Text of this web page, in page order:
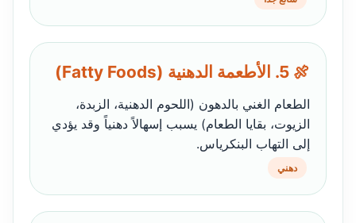
🍖 5. الأطعمة الدهنية (Fatty Foods)
الطعام الغني بالدهون (اللحوم الدهنية، الزبدة،
الزيوت، بقايا الطعام) يسبب إسهالاً دهنياً وقد يؤدي
إلى التهاب البنكرياس.
دهني